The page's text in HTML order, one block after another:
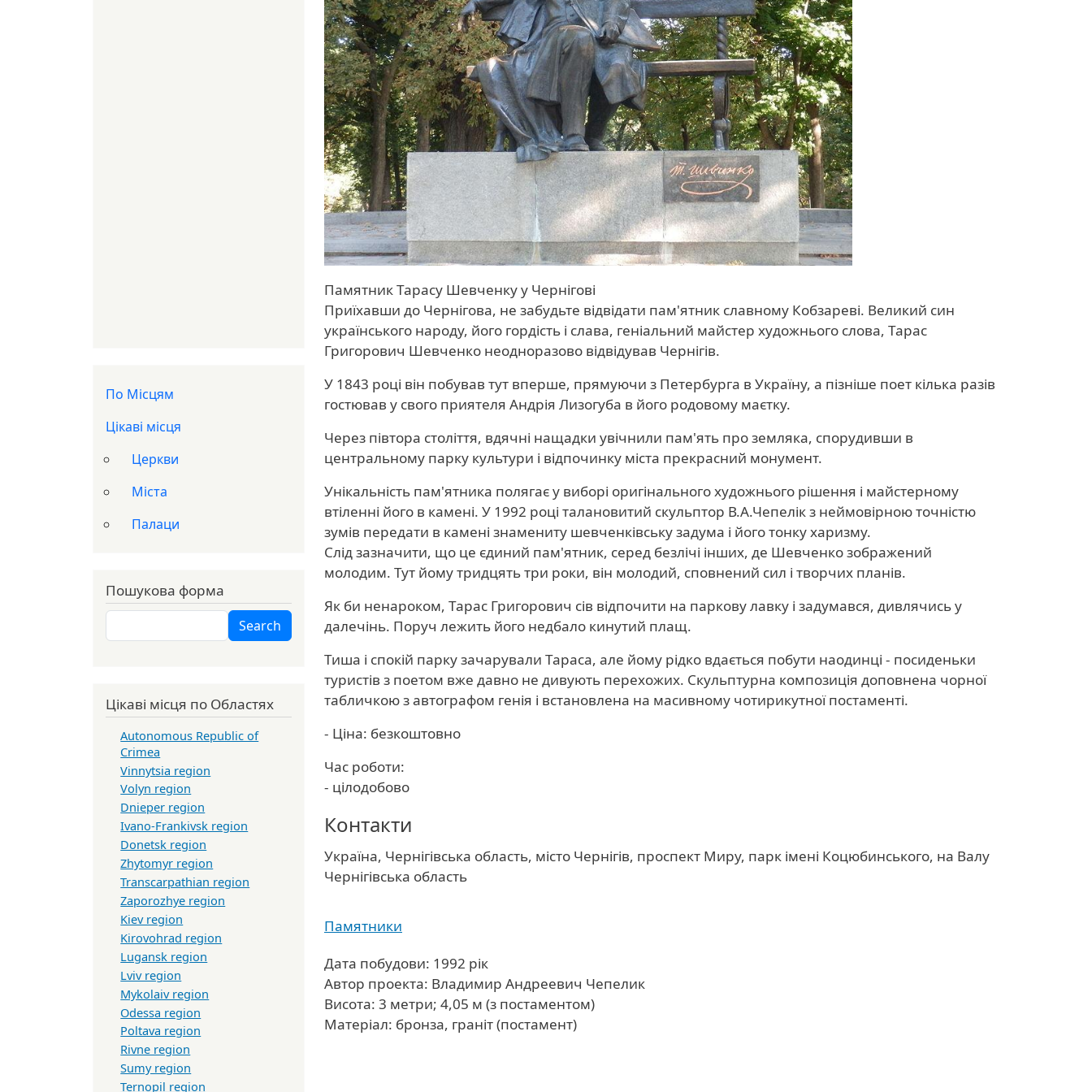
Памятник Тарасу Шевченку у Чернігові
Приїхавши до Чернігова, не забудьте відвідати пам'ятник славному Кобзареві. Великий син
українського народу, його гордість і слава, геніальний майстер художнього слова, Тарас
Григорович Шевченко неодноразово відвідував Чернігів.
У 1843 році він побував тут вперше, прямуючи з Петербурга в Україну, а пізніше поет кілька разів
гостював у свого приятеля Андрія Лизогуба в його родовому маєтку.
Через півтора століття, вдячні нащадки увічнили пам'ять про земляка, спорудивши в
центральному парку культури і відпочинку міста прекрасний монумент.
Унікальність пам'ятника полягає у виборі оригінального художнього рішення і майстерному
втіленні його в камені. У 1992 році талановитий скульптор В.А.Чепелік з неймовірною точністю
зумів передати в камені знамениту шевченківську задума і його тонку харизму.
Слід зазначити, що це єдиний пам'ятник, серед безлічі інших, де Шевченко зображений
молодим. Тут йому тридцять три роки, він молодий, сповнений сил і творчих планів.
Як би ненароком, Тарас Григорович сів відпочити на паркову лавку і задумався, дивлячись у
далечінь. Поруч лежить його недбало кинутий плащ.
Тиша і спокій парку зачарували Тараса, але йому рідко вдається побути наодинці - посиденьки
туристів з поетом вже давно не дивують перехожих. Скульптурна композиція доповнена чорної
табличкою з автографом генія і встановлена ​​на масивному чотирикутної постаменті.
- Ціна: безкоштовно
Час роботи:
- цілодобово
Контакти
Україна, Чернігівська область, місто Чернігів, проспект Миру, парк імені Коцюбинського, на Валу
Область
Чернігівська область
Памятники
Дата побудови: 1992 рік
Автор проекта: Владимир Андреевич Чепелик
Висота: 3 метри; 4,05 м (з постаментом)
Матеріал: бронза, граніт (постамент)
По Місцям
Цікаві місця
Церкви
Міста
Палаци
Пошукова форма
Search Search
Цікаві місця по Областях
Autonomous Republic of
Crimea
Vinnytsia region
Volyn region
Dnieper region
Ivano-Frankivsk region
Donetsk region
Zhytomyr region
Transcarpathian region
Zaporozhye region
Kiev region
Kirovohrad region
Lugansk region
Lviv region
Mykolaiv region
Odessa region
Poltava region
Rivne region
Sumy region
Ternopil region